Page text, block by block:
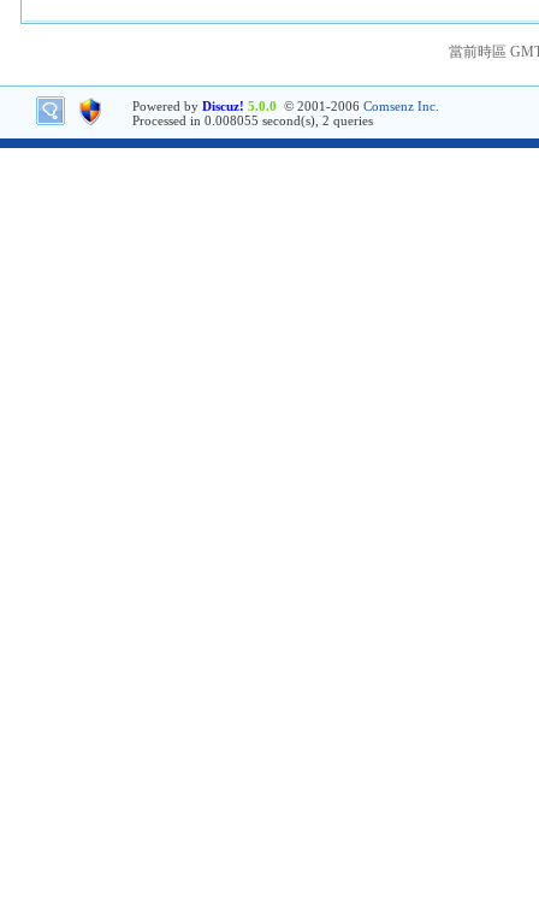
當前時區
Powered by Discuz! 5.0.0 © 2001-2006 Comsenz Inc.
Processed in 0.008055 second(s), 2 queries